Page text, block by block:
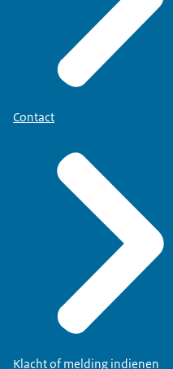
Contact
Klacht of melding indienen